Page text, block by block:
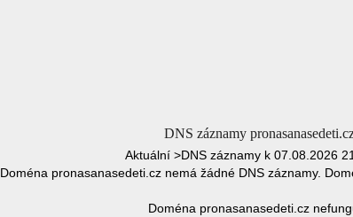
DNS záznamy
Aktuální >DNS záznamy k 07.08.2026
Doména pronasanasedeti.cz nemá žádné DNS záznamy.
Doména pronasanasedeti.cz